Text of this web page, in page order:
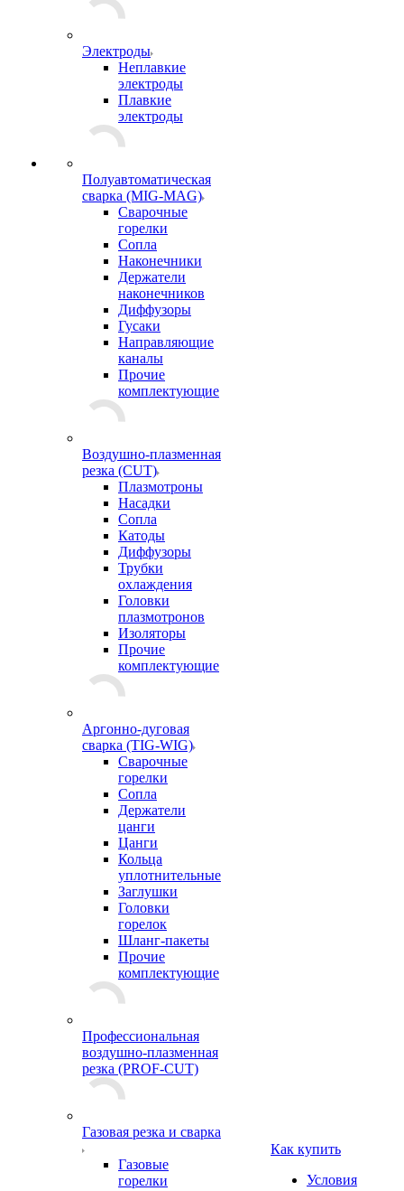
Электроды
Неплавкие
электроды
Плавкие
электроды
Полуавтоматическая
сварка (MIG-MAG)
Сварочные
горелки
Сопла
Наконечники
Держатели
наконечников
Диффузоры
Гусаки
Направляющие
каналы
Прочие
комплектующие
Воздушно-плазменная
резка (CUT)
Плазмотроны
Насадки
Сопла
Катоды
Диффузоры
Трубки
охлаждения
Головки
плазмотронов
Изоляторы
Прочие
комплектующие
Аргонно-дуговая
сварка (TIG-WIG)
Сварочные
горелки
Сопла
Держатели
цанги
Цанги
Кольца
уплотнительные
Заглушки
Головки
горелок
Шланг-пакеты
Прочие
комплектующие
Профессиональная
воздушно-плазменная
резка (PROF-CUT)
Газовая резка и сварка
Газовые
горелки
Как купить
Условия